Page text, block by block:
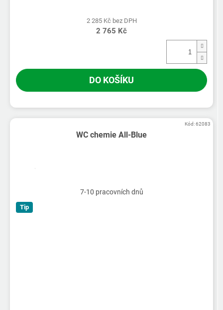
2 285 Kč bez DPH
2 765 Kč
DO KOŠÍKU
WC chemie All-Blue
7-10 pracovních dnů
Tip
Kód:62083